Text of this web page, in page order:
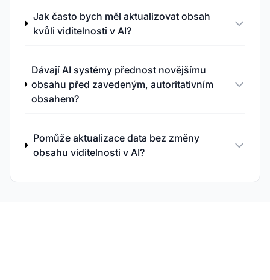
Jak často bych měl aktualizovat obsah
kvůli viditelnosti v AI?
Dávají AI systémy přednost novějšímu
obsahu před zavedeným, autoritativním
obsahem?
Pomůže aktualizace data bez změny
obsahu viditelnosti v AI?